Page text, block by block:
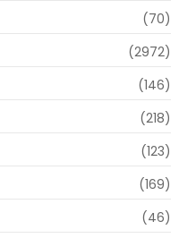
(70)
(2972)
(146)
(218)
(123)
(169)
(46)